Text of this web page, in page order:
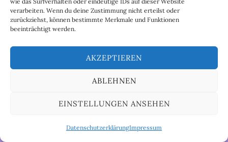
verarbeiten. Wenn du deine Zustimmung nicht erteilst oder
zurückziehst, können bestimmte Merkmale und Funktionen
beeinträchtigt werden.
AKZEPTIEREN
ABLEHNEN
EINSTELLUNGEN ANSEHEN
DatenschutzerklärungImpressum
vorbei!